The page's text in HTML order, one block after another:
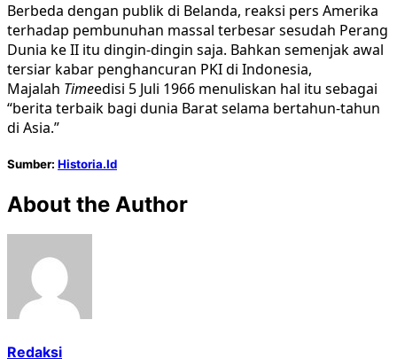
Berbeda dengan publik di Belanda, reaksi pers Amerika
terhadap pembunuhan massal terbesar sesudah Perang
Dunia ke II itu dingin-dingin saja. Bahkan semenjak awal
tersiar kabar penghancuran PKI di Indonesia,
Majalah Timeedisi 5 Juli 1966 menuliskan hal itu sebagai
“berita terbaik bagi dunia Barat selama bertahun-tahun
di Asia.”
Sumber: Historia.Id
About the Author
Redaksi